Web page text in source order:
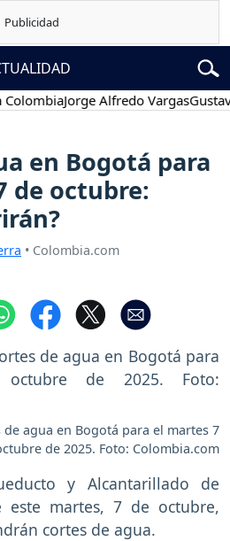
Jorge Alfredo VargasGustavo
en Bogotá para
de octubre:
• Colombia.com
agua en Bogotá para el martes 7
de 2025. Foto: Colombia.com
y Alcantarillado de
este martes, 7 de octubre,
cortes de agua.